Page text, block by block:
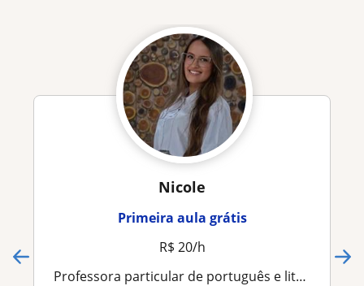
Nicole
Primeira aula grátis
R$ 20/h
Professora particular de português e literatura